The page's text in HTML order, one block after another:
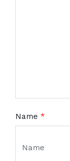
Name *